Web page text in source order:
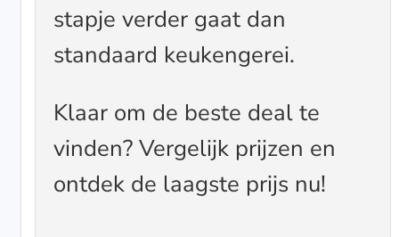
stapje verder gaat dan
standaard keukengerei.
Klaar om de beste deal te
vinden? Vergelijk prijzen en
ontdek de laagste prijs nu!